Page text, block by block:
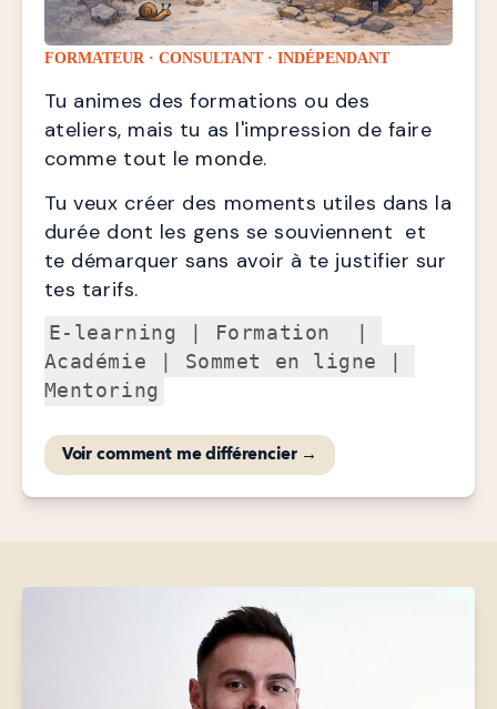
FORMATEUR · CONSULTANT · INDÉPENDANT
Tu animes des formations ou des
ateliers, mais tu as l'impression de faire
comme tout le monde.
Tu veux créer des moments utiles dans la
durée dont les gens se souviennent  et
te démarquer sans avoir à te justifier sur
tes tarifs.
E-learning | Formation  |
Académie | Sommet en ligne |
Mentoring
Voir comment me différencier →